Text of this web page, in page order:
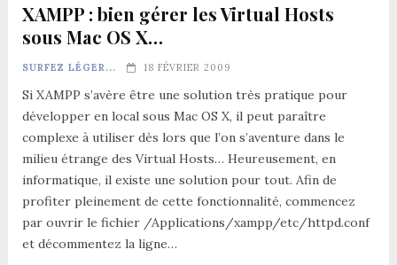
XAMPP : bien gérer les Virtual Hosts
sous Mac OS X…
SURFEZ LÉGER... 18 FÉVRIER 2009
Si XAMPP s’avère être une solution très pratique pour
développer en local sous Mac OS X, il peut paraître
complexe à utiliser dès lors que l’on s’aventure dans le
milieu étrange des Virtual Hosts… Heureusement, en
informatique, il existe une solution pour tout. Afin de
profiter pleinement de cette fonctionnalité, commencez
par ouvrir le fichier /Applications/xampp/etc/httpd.conf
et décommentez la ligne…